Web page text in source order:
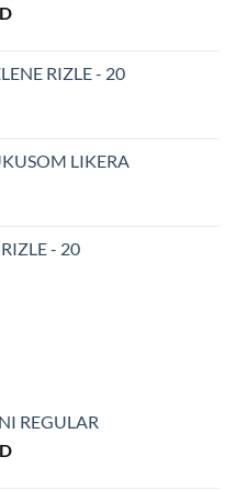
Тренутна
1,500 RSD.
RIZLE - 20
LIKERA
- 20
REGULAR
Тренутна